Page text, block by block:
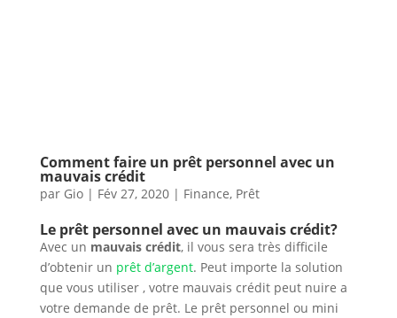
Comment faire un prêt personnel avec un
mauvais crédit
par Gio| Fév 27, 2020| Finance, Prêt
Le prêt personnel avec un mauvais crédit?
Avec un mauvais crédit, il vous sera très difficile
d’obtenir un prêt d’argent. Peut importe la solution
que vous utiliser , votre mauvais crédit peut nuire a
votre demande de prêt. Le prêt personnel ou mini